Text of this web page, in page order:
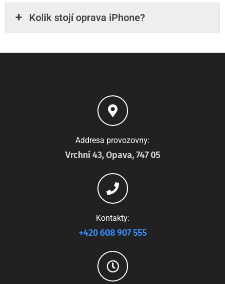
Kolik stojí oprava iPhone?
Addresa provozovny:
Vrchní 43, Opava, 747 05
Kontakty:
+420 608 907 555